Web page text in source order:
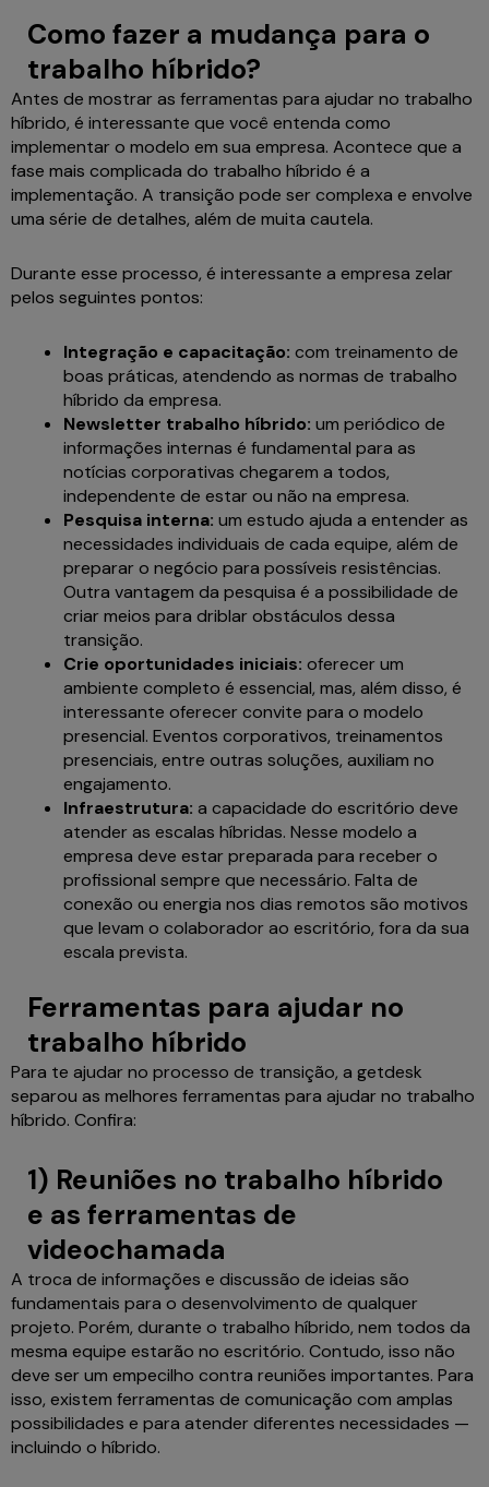
Como fazer a mudança para o
trabalho híbrido?
Antes de mostrar as ferramentas para ajudar no trabalho
híbrido, é interessante que você entenda como
implementar o modelo em sua empresa. Acontece que a
fase mais complicada do trabalho híbrido é a
implementação. A transição pode ser complexa e envolve
uma série de detalhes, além de muita cautela.
Durante esse processo, é interessante a empresa zelar
pelos seguintes pontos:
Integração e capacitação: com treinamento de
boas práticas, atendendo as normas de trabalho
híbrido da empresa.
Newsletter trabalho híbrido: um periódico de
informações internas é fundamental para as
notícias corporativas chegarem a todos,
independente de estar ou não na empresa.
Pesquisa interna: um estudo ajuda a entender as
necessidades individuais de cada equipe, além de
preparar o negócio para possíveis resistências.
Outra vantagem da pesquisa é a possibilidade de
criar meios para driblar obstáculos dessa
transição.
Crie oportunidades iniciais: oferecer um
ambiente completo é essencial, mas, além disso, é
interessante oferecer convite para o modelo
presencial. Eventos corporativos, treinamentos
presenciais, entre outras soluções, auxiliam no
engajamento.
Infraestrutura: a capacidade do escritório deve
atender as escalas híbridas. Nesse modelo a
empresa deve estar preparada para receber o
profissional sempre que necessário. Falta de
conexão ou energia nos dias remotos são motivos
que levam o colaborador ao escritório, fora da sua
escala prevista.
Ferramentas para ajudar no
trabalho híbrido
Para te ajudar no processo de transição, a getdesk
separou as melhores ferramentas para ajudar no trabalho
híbrido. Confira:
1) Reuniões no trabalho híbrido
e as ferramentas de
videochamada
A troca de informações e discussão de ideias são
fundamentais para o desenvolvimento de qualquer
projeto. Porém, durante o trabalho híbrido, nem todos da
mesma equipe estarão no escritório. Contudo, isso não
deve ser um empecilho contra reuniões importantes. Para
isso, existem ferramentas de comunicação com amplas
possibilidades e para atender diferentes necessidades —
incluindo o híbrido.